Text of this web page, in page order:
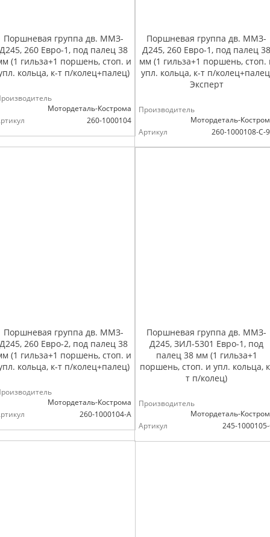
Поршневая группа дв. ММЗ-
Д245, 260 Евро-1, под палец 38
(1 гильза+1 поршень, стоп. и
кольца, к-т п/колец+палец)
Мотордеталь-Кострома
260-1000104
Поршневая группа дв. ММЗ-
Д245, 260 Евро-1, под палец 38
мм (1 гильза+1 поршень, стоп.
упл. кольца, к-т п/
Эксперт
Производитель
Мотордеталь-
Артикул
260-1000108-С-
Поршневая группа дв. ММЗ-
Д245, 260 Евро-2, под палец 38
(1 гильза+1 поршень, стоп. и
кольца, к-т п/колец+палец)
Мотордеталь-Кострома
260-1000104-А
Поршневая группа дв. ММЗ-
Д245, ЗИЛ-5301 Евро-1, под
палец 38 мм (1 гильза+1
поршень, стоп. и упл. кольца,
т п/колец)
Производитель
Мотордеталь-
Артикул
245-